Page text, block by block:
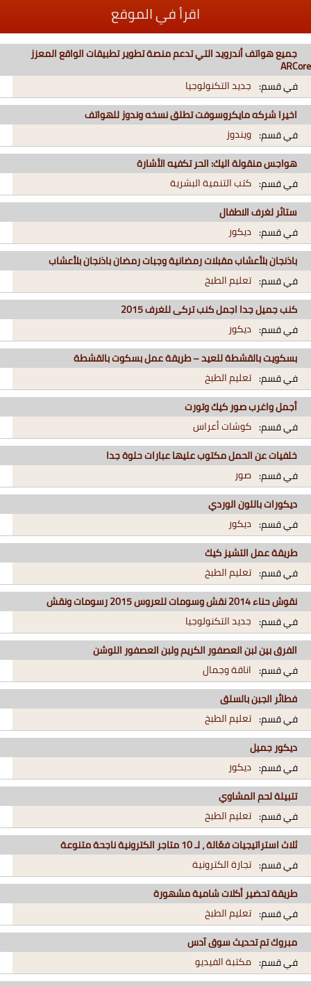
اقرأ في الموقع
جميع هواتف أندرويد التي تدعم منصة تطوير تطبيقات الواقع المعزز
ARCore
في قسم: جديد التكنولوجيا
اخيرا شركه مايكروسوفت تطلق نسخه وندوز للهواتف
في قسم: ويندوز
هواجس منقولة اليك: الحر تكفيه الأشارة
في قسم: كتب التنمية البشرية
ستائر لغرف الاطفال
في قسم: ديكور
باذنجان بلأعشاب مقبلات رمضانية وجبات رمضان باذنجان بلأعشاب
في قسم: تعليم الطبخ
كنب جميل جدا اجمل كنب تركى للغرف 2015
في قسم: ديكور
بسكويت بالقشطة للعيد – طريقة عمل بسكوت بالقشطة
في قسم: تعليم الطبخ
أجمل واغرب صور كيك وتورت
في قسم: كوشات أعراس
خلفيات عن الحمل مكتوب عليها عبارات حلوة جدا
في قسم: صور
ديكورات باللون الوردي
في قسم: ديكور
طريقة عمل التشيز كيك
في قسم: تعليم الطبخ
نقوش حناء 2014 نقش وسومات للعروس 2015 رسومات ونقش
في قسم: جديد التكنولوجيا
الفرق بين لبن العصفور الكريم ولبن العصفور اللوشن
في قسم: اناقة وجمال
فطائر الجبن بالسلق
في قسم: تعليم الطبخ
ديكور جميل
في قسم: ديكور
تتبيلة لحم المشاوي
في قسم: تعليم الطبخ
ثلاث استراتيجيات فعّالة ، لـ 10 متاجر الكترونية ناجحة متنوعة
في قسم: تجارة الكترونية
طريقة تحضير أكلات شامية مشهورة
في قسم: تعليم الطبخ
مبروك تم تحديث سوق آدس
في قسم: مكتبة الفيديو